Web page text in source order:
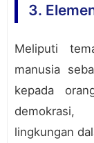
3.
Meliputi
manusia
kepada
demokrasi,
lingkungan